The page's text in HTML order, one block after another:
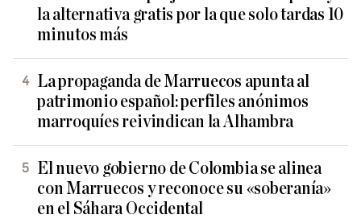
la alternativa gratis por la que solo tardas 10
minutos más
La propaganda de Marruecos apunta al
patrimonio español: perfiles anónimos
marroquíes reivindican la Alhambra
El nuevo gobierno de Colombia se alinea
con Marruecos y reconoce su «soberanía»
en el Sáhara Occidental